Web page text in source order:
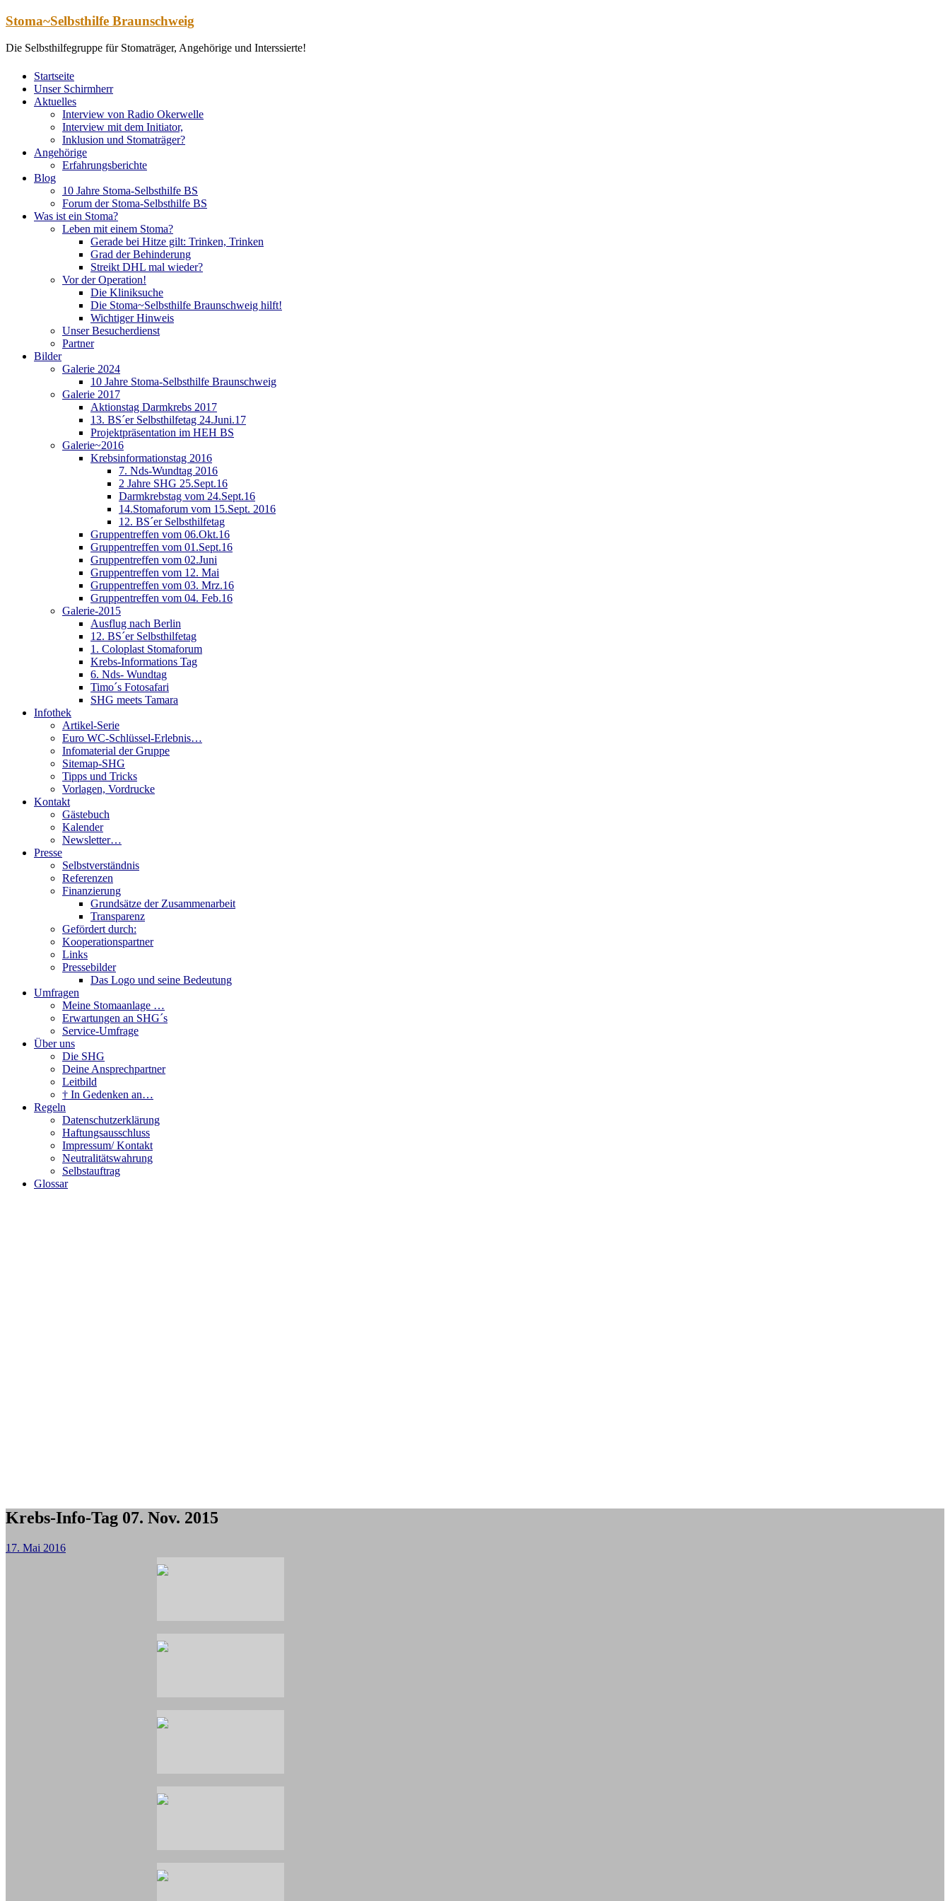
Zum
springen
Stoma~Selbsthilfe Braunschweig
Die Selbsthilfegruppe für Stomaträger, Angehörige und Interssierte!
Startseite
Unser Schirmherr
Aktuelles
Interview von Radio Okerwelle
Interview mit dem Initiator,
Inklusion und Stomaträger?
Angehörige
Erfahrungsberichte
Blog
10 Jahre Stoma-Selbsthilfe BS
Forum der Stoma-Selbsthilfe BS
Was ist ein Stoma?
Leben mit einem Stoma?
Gerade bei Hitze gilt: Trinken, Trinken
Grad der Behinderung
Streikt DHL mal wieder?
Vor der Operation!
Die Kliniksuche
Die Stoma~Selbsthilfe Braunschweig hilft!
Wichtiger Hinweis
Unser Besucherdienst
Partner
Bilder
Galerie 2024
10 Jahre Stoma-Selbsthilfe Braunschweig
Galerie 2017
Aktionstag Darmkrebs 2017
13. BS´er Selbsthilfetag 24.Juni.17
Projektpräsentation im HEH BS
Galerie~2016
Krebsinformationstag 2016
7. Nds-Wundtag 2016
2 Jahre SHG 25.Sept.16
Darmkrebstag vom 24.Sept.16
14.Stomaforum vom 15.Sept. 2016
12. BS´er Selbsthilfetag
Gruppentreffen vom 06.Okt.16
Gruppentreffen vom 01.Sept.16
Gruppentreffen vom 02.Juni
Gruppentreffen vom 12. Mai
Gruppentreffen vom 03. Mrz.16
Gruppentreffen vom 04. Feb.16
Galerie-2015
Ausflug nach Berlin
12. BS´er Selbsthilfetag
1. Coloplast Stomaforum
Krebs-Informations Tag
6. Nds- Wundtag
Timo´s Fotosafari
SHG meets Tamara
Infothek
Artikel-Serie
Euro WC-Schlüssel-Erlebnis…
Infomaterial der Gruppe
Sitemap-SHG
Tipps und Tricks
Vorlagen, Vordrucke
Kontakt
Gästebuch
Kalender
Newsletter…
Presse
Selbstverständnis
Referenzen
Finanzierung
Grundsätze der Zusammenarbeit
Transparenz
Gefördert durch:
Kooperationspartner
Links
Pressebilder
Das Logo und seine Bedeutung
Umfragen
Meine Stomaanlage …
Erwartungen an SHG´s
Service-Umfrage
Über uns
Die SHG
Deine Ansprechpartner
Leitbild
† In Gedenken an…
Regeln
Datenschutzerklärung
Haftungsausschluss
Impressum/ Kontakt
Neutralitätswahrung
Selbstauftrag
Glossar
Krebs-Info-Tag 07. Nov. 2015
17. Mai 2016